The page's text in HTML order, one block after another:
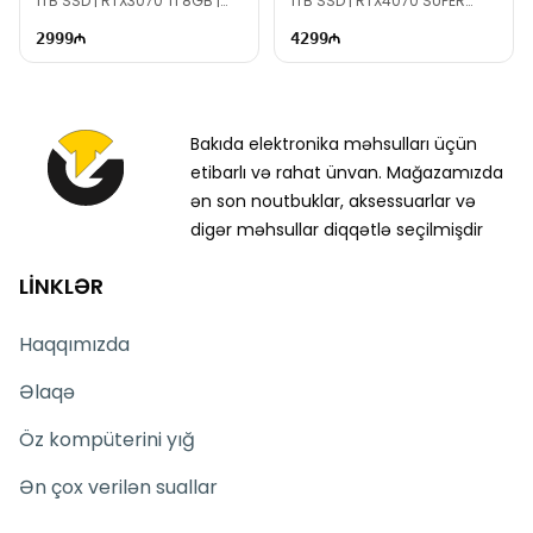
2999 4299
Bakıda elektronika məhsulları üçün
etibarlı və rahat ünvan. Mağazamızda
ən son noutbuklar, aksessuarlar və
digər məhsullar diqqətlə seçilmişdir
LİNKLƏR
Haqqımızda
Əlaqə
Öz kompüterini yığ
Ən çox verilən suallar